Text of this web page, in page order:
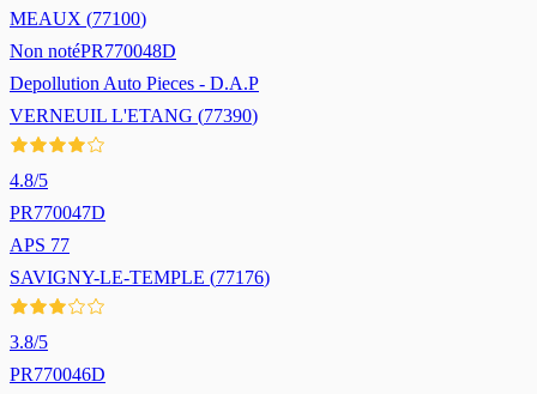
MEAUX (77100)
Non notéPR770048D
Depollution Auto Pieces - D.A.P
VERNEUIL L'ETANG (77390)
4.8/5
PR770047D
APS 77
SAVIGNY-LE-TEMPLE (77176)
3.8/5
PR770046D